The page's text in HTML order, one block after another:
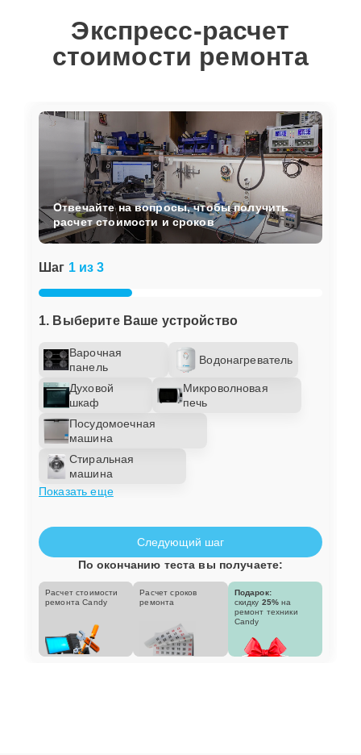
Экспресс-расчет
стоимости ремонта
Шаг 1 из 3
1. Выберите Ваше устройство
Варочная
панель
Водонагреватель
Духовой
шкаф
Микроволновая
печь
Посудомоечная
машина
Стиральная
машина
Показать еще
Отвечайте на вопросы, чтобы получить
расчет стоимости и сроков
Следующий шаг
По окончанию теста вы получаете:
Расчет стоимости
ремонта Candy
Расчет сроков
ремонта
Подарок:
скидку 25% на
ремонт техники
Candy